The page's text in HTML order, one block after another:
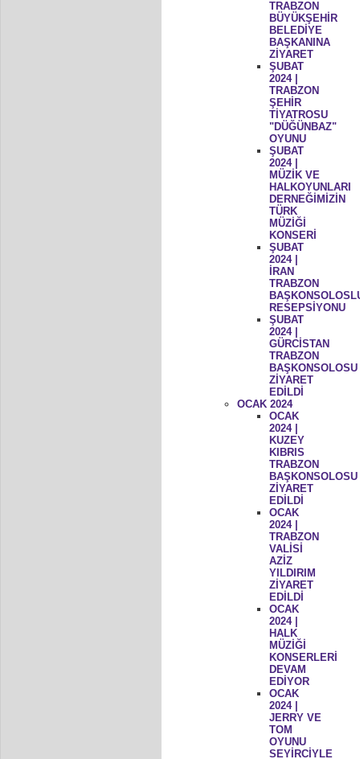
TRABZON
BÜYÜKŞEHİR
BELEDİYE
BAŞKANINA
ZİYARET
ŞUBAT
2024 |
TRABZON
ŞEHİR
TİYATROSU
"DÜĞÜNBAZ"
OYUNU
ŞUBAT
2024 |
MÜZİK VE
HALKOYUNLARI
DERNEĞİMİZİN
TÜRK
MÜZİĞİ
KONSERİ
ŞUBAT
2024 |
İRAN
TRABZON
RESEPSİYONU
ŞUBAT
2024 |
GÜRCİSTAN
TRABZON
BAŞKONSOLOSU
ZİYARET
EDİLDİ
OCAK 2024
OCAK
2024 |
KUZEY
KIBRIS
TRABZON
BAŞKONSOLOSU
ZİYARET
EDİLDİ
OCAK
2024 |
TRABZON
VALİSİ
AZİZ
YILDIRIM
ZİYARET
EDİLDİ
OCAK
2024 |
HALK
MÜZİĞİ
KONSERLERİ
DEVAM
EDİYOR
OCAK
2024 |
JERRY VE
TOM
OYUNU
SEYİRCİYLE